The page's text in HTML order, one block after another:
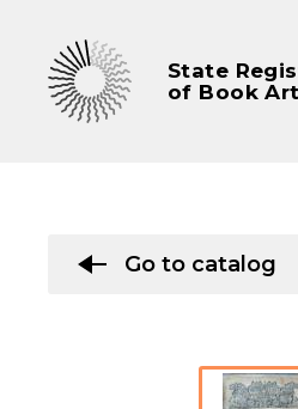
State
of Book
Go to catalog